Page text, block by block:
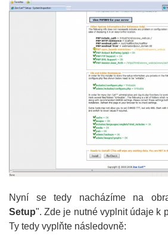
Nyní se tedy nacházíme na
Setup". Zde je nutné vyplnit údaje k
Ty tedy vyplňte následovně: